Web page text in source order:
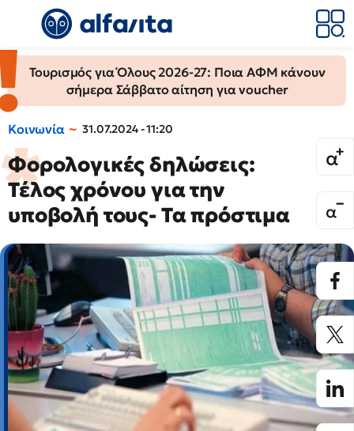
Τουρισμός για Όλους 2026-27: Ποια ΑΦΜ κάνουν
σήμερα Σάββατο αίτηση για voucher
Κοινωνία 31.07.2024 - 11:20
Φορολογικές δηλώσεις:
Τέλος χρόνου για την
υποβολή τους- Τα πρόστιμα